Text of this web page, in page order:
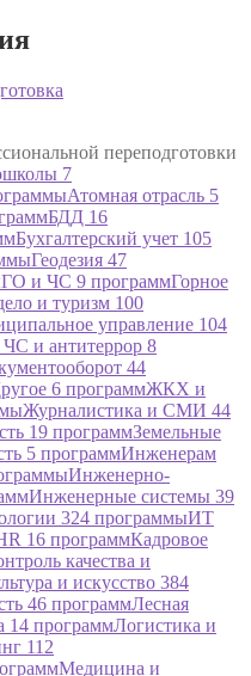
переподготовки
7
Атомная отрасль 5
БДД 16
Бухгалтерский учет 105
Геодезия 47
ГО и ЧС 9 программГорное
и туризм 100
управление 104
ЧС и антитеррор 8
44
6 программЖКХ и
Журналистика и СМИ 44
19 программЗемельные
5 программИнженерам
Инженерно-
Инженерные системы 39
324 программыИТ
16 программКадровое
качества и
и искусство 384
46 программЛесная
14 программЛогистика и
112
Медицина и